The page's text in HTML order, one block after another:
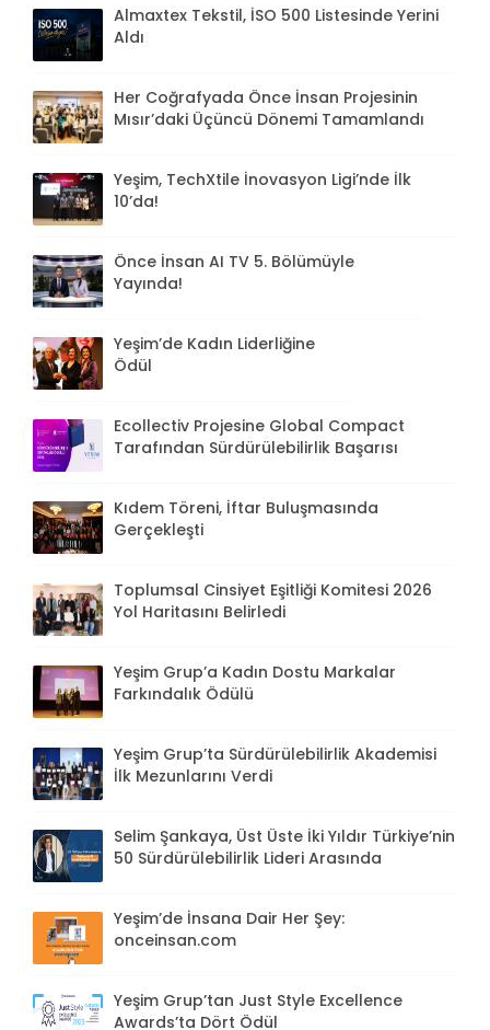
Almaxtex Tekstil, İSO 500 Listesinde Yerini
Aldı
Her Coğrafyada Önce İnsan Projesinin
Mısır’daki Üçüncü Dönemi Tamamlandı
Yeşim, TechXtile İnovasyon Ligi’nde İlk
10’da!
Önce İnsan AI TV 5. Bölümüyle
Yayında!
Yeşim’de Kadın Liderliğine
Ödül
Ecollectiv Projesine Global Compact
Tarafından Sürdürülebilirlik Başarısı
Kıdem Töreni, İftar Buluşmasında
Gerçekleşti
Toplumsal Cinsiyet Eşitliği Komitesi 2026
Yol Haritasını Belirledi
Yeşim Grup’a Kadın Dostu Markalar
Farkındalık Ödülü
Yeşim Grup’ta Sürdürülebilirlik Akademisi
İlk Mezunlarını Verdi
Selim Şankaya, Üst Üste İki Yıldır Türkiye’nin
50 Sürdürülebilirlik Lideri Arasında
Yeşim’de İnsana Dair Her Şey:
onceinsan.com
Yeşim Grup’tan Just Style Excellence
Awards’ta Dört Ödül